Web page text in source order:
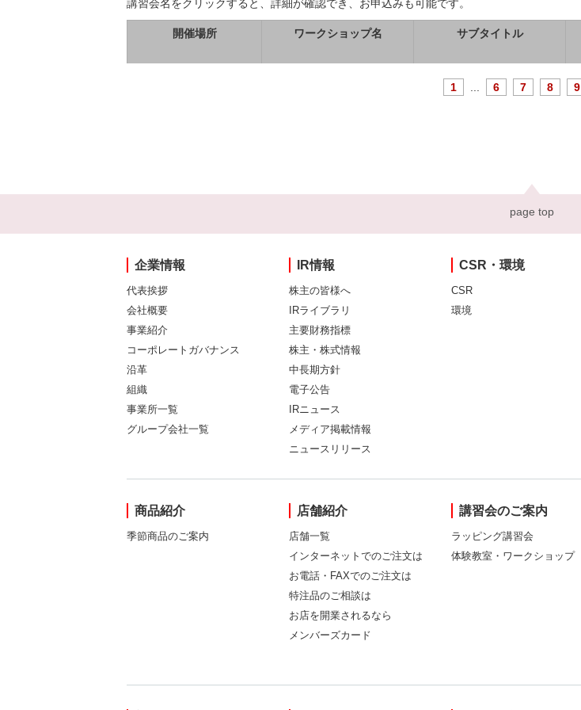
講習会名をクリックすると、詳細が確認でき、お申込みも可能です。
開催場所 ワークショップ名 サブタイトル
1 6 7 8 9
page top
企業情報
代表挨拶
会社概要
事業紹介
コーポレートガバナンス
沿革
組織
事業所一覧
グループ会社一覧
IR情報
株主の皆様へ
IRライブラリ
主要財務指標
株主・株式情報
中長期方針
電子公告
IRニュース
メディア掲載情報
ニュースリリース
CSR・環境
CSR
環境
商品紹介
季節商品のご案内
店舗紹介
店舗一覧
インターネットでのご注文は
お電話・FAXでのご注文は
特注品のご相談は
お店を開業されるなら
メンバーズカード
講習会のご案内
ラッピング講習会
体験教室・ワークショップ